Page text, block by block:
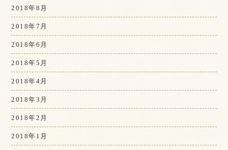
2018年8月
2018年7月
2018年6月
2018年5月
2018年4月
2018年3月
2018年2月
2018年1月